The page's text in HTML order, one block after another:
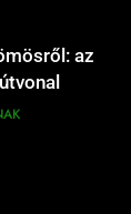
kirándulás: